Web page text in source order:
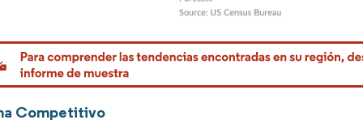
Intelligence. El uso requiere atribución según CC BY 4.0.
Competitivo